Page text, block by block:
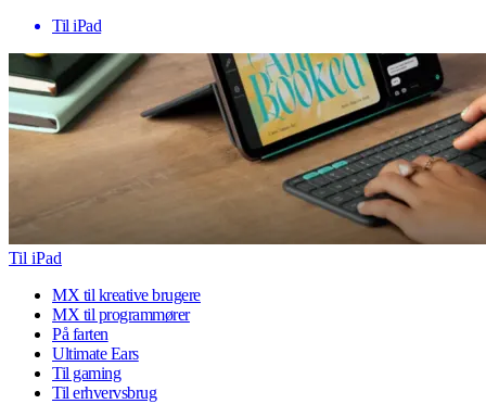
Til iPad
Til iPad
MX til kreative brugere
MX til programmører
På farten
Ultimate Ears
Til gaming
Til erhvervsbrug